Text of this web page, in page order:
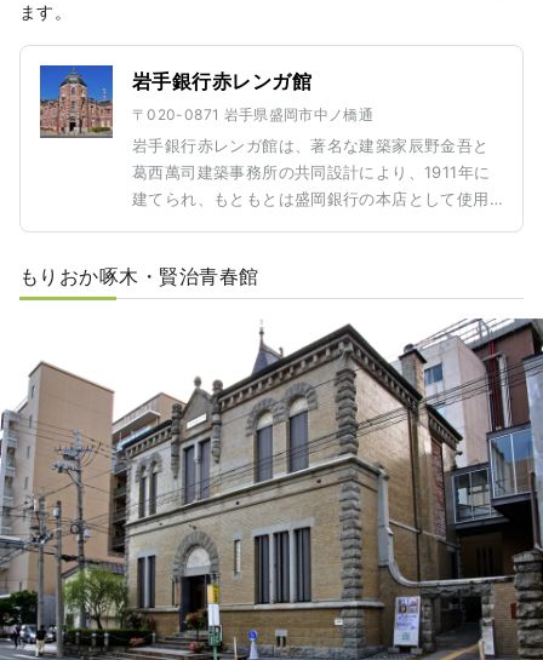
ます。
岩手銀行赤レンガ館
〒020-0871 岩手県盛岡市中ノ橋通
岩手銀行赤レンガ館は、著名な建築家辰野金吾と
葛西萬司建築事務所の共同設計により、1911年に
建てられ、もともとは盛岡銀行の本店として使用
にタイムスリップしたかのような感覚を味わえま
す。 館内には、当時の盛岡銀行の会議室やカウン
ターなどが丁寧に再現されており、訪れる人々が
盛岡銀行の歴史や金融文化を深く学ぶことができ
る貴重な場所となっています。岩手銀行赤レンガ
館は、盛岡の歴史と文化を建築を通じて体感でき
るスポットです。
もりおか啄木・賢治青春館